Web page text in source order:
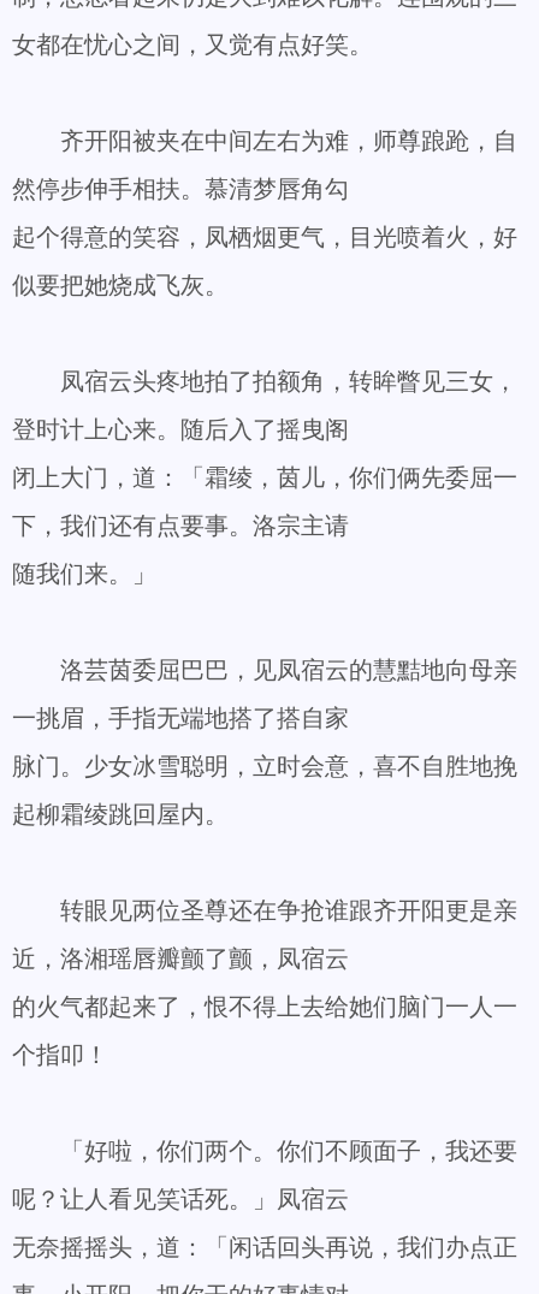
女都在忧心之间，又觉有点好笑。
齐开阳被夹在中间左右为难，师尊踉跄，自
然停步伸手相扶。慕清梦唇角勾
起个得意的笑容，凤栖烟更气，目光喷着火，好
似要把她烧成飞灰。
凤宿云头疼地拍了拍额角，转眸瞥见三女，
登时计上心来。随后入了摇曳阁
闭上大门，道：「霜绫，茵儿，你们俩先委屈一
下，我们还有点要事。洛宗主请
随我们来。」
洛芸茵委屈巴巴，见凤宿云的慧黠地向母亲
一挑眉，手指无端地搭了搭自家
脉门。少女冰雪聪明，立时会意，喜不自胜地挽
起柳霜绫跳回屋内。
转眼见两位圣尊还在争抢谁跟齐开阳更是亲
近，洛湘瑶唇瓣颤了颤，凤宿云
的火气都起来了，恨不得上去给她们脑门一人一
个指叩！
「好啦，你们两个。你们不顾面子，我还要
呢？让人看见笑话死。」凤宿云
无奈摇摇头，道：「闲话回头再说，我们办点正